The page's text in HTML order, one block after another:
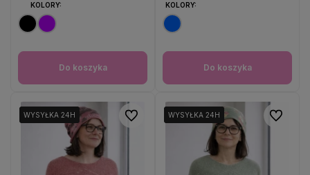
KOLORY:
Do koszyka
KOLORY:
Do koszyka
WYSYŁKA 24H
WYSYŁKA 24H Do ulubionychWYSYŁKA 24H
WYSYŁKA 24H Do